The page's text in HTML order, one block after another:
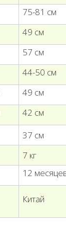
75-81 см
49 см
57 см
44-50 см
49 см
42 см
37 см
7 кг
12
Китай